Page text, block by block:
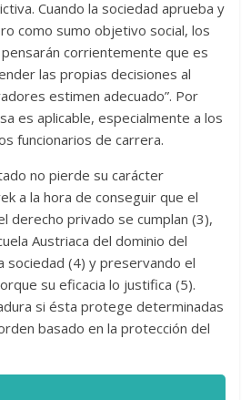
Cuando la sociedad aprueba y
como sumo objetivo social, los
corrientemente que es
las propias decisiones al
estimen adecuado”. Por
es aplicable, especialmente a los
funcionarios de carrera.
no pierde su carácter
a la hora de conseguir que el
derecho privado se cumplan (3),
Austriaca del dominio del
sociedad (4) y preservando el
su eficacia lo justifica (5).
si ésta protege determinadas
basado en la protección del